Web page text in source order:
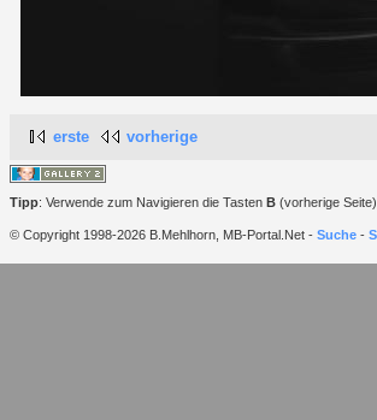
erste vorherige
Tipp: Verwende zum Navigieren die Tasten B (vorherige
© Copyright 1998-2026 B.Mehlhorn, MB-Portal.Net - Suche -